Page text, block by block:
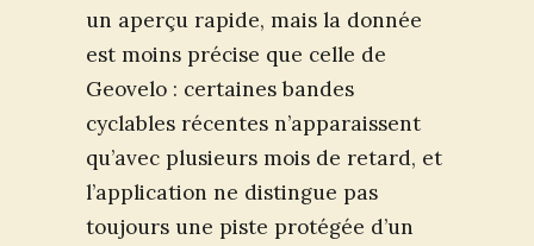
un aperçu rapide, mais la donnée
est moins précise que celle de
Geovelo : certaines bandes
cyclables récentes n’apparaissent
qu’avec plusieurs mois de retard, et
l’application ne distingue pas
toujours une piste protégée d’un